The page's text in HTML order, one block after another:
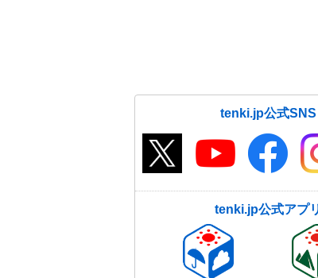
tenki.jp公式SNS
tenki.jp公式アプ